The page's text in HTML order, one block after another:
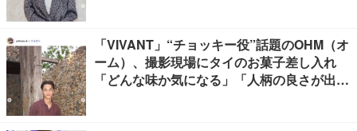
「VIVANT」“チョッキー役”話題のOHM（オ
ーム）、撮影現場にタイのお菓子差し入れ
「どんな味か気になる」「人柄の良さが出て